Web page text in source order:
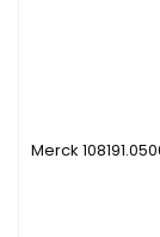
Merck